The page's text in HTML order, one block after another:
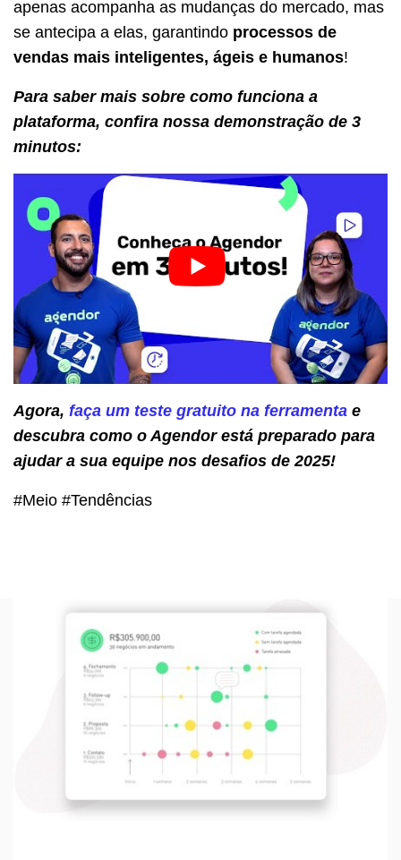
apenas acompanha as mudanças do mercado, mas
se antecipa a elas, garantindo processos de
vendas mais inteligentes, ágeis e humanos!
Para saber mais sobre como funciona a
plataforma, confira nossa demonstração de 3
minutos:
Agora, faça um teste gratuito na ferramenta e
descubra como o Agendor está preparado para
ajudar a sua equipe nos desafios de 2025!
#Meio #Tendências